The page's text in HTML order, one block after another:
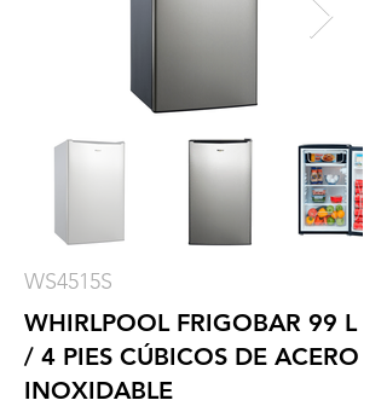
WS4515S
WHIRLPOOL FRIGOBAR 99 L
/ 4 PIES CÚBICOS DE ACERO
INOXIDABLE